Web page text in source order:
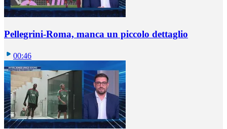
Pellegrini-Roma, manca un piccolo dettaglio
00:46